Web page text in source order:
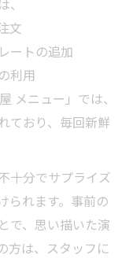
文
ートの追加
利用
メニュー」では、
ており、毎回新鮮
十分でサプライズ
られます。事前の
で、思い描いた演
方は、スタッフに